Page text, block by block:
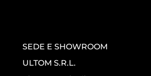
SEDE E SHOWROOM
ULTOM S.R.L.